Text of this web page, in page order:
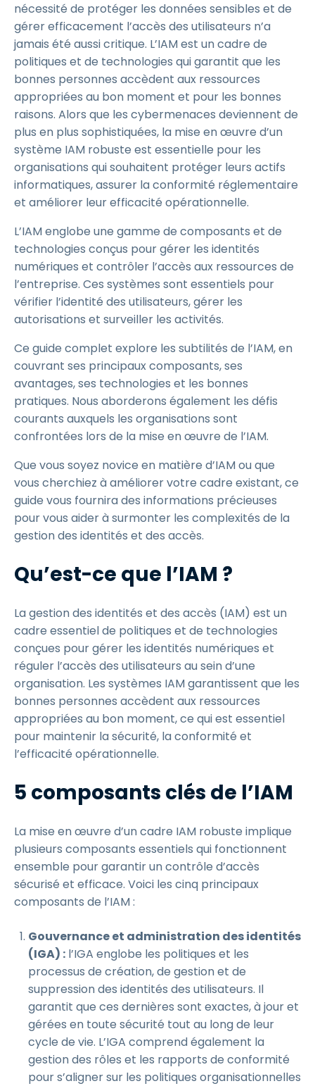
nécessité de protéger les données sensibles et de
gérer efficacement l’accès des utilisateurs n’a
jamais été aussi critique. L’IAM est un cadre de
politiques et de technologies qui garantit que les
bonnes personnes accèdent aux ressources
appropriées au bon moment et pour les bonnes
raisons. Alors que les cybermenaces deviennent de
plus en plus sophistiquées, la mise en œuvre d’un
système IAM robuste est essentielle pour les
organisations qui souhaitent protéger leurs actifs
informatiques, assurer la conformité réglementaire
et améliorer leur efficacité opérationnelle.
L’IAM englobe une gamme de composants et de
technologies conçus pour gérer les identités
numériques et contrôler l’accès aux ressources de
l’entreprise. Ces systèmes sont essentiels pour
vérifier l’identité des utilisateurs, gérer les
autorisations et surveiller les activités.
Ce guide complet explore les subtilités de l’IAM, en
couvrant ses principaux composants, ses
avantages, ses technologies et les bonnes
pratiques. Nous aborderons également les défis
courants auxquels les organisations sont
confrontées lors de la mise en œuvre de l’IAM.
Que vous soyez novice en matière d’IAM ou que
vous cherchiez à améliorer votre cadre existant, ce
guide vous fournira des informations précieuses
pour vous aider à surmonter les complexités de la
gestion des identités et des accès.
Qu’est-ce que l’IAM ?
La gestion des identités et des accès (IAM) est un
cadre essentiel de politiques et de technologies
conçues pour gérer les identités numériques et
réguler l’accès des utilisateurs au sein d’une
organisation. Les systèmes IAM garantissent que les
bonnes personnes accèdent aux ressources
appropriées au bon moment, ce qui est essentiel
pour maintenir la sécurité, la conformité et
l’efficacité opérationnelle.
5 composants clés de l’IAM
La mise en œuvre d’un cadre IAM robuste implique
plusieurs composants essentiels qui fonctionnent
ensemble pour garantir un contrôle d’accès
sécurisé et efficace. Voici les cinq principaux
composants de l’IAM :
Gouvernance et administration des identités
(IGA) : l’IGA englobe les politiques et les
processus de création, de gestion et de
suppression des identités des utilisateurs. Il
garantit que ces dernières sont exactes, à jour et
gérées en toute sécurité tout au long de leur
cycle de vie. L’IGA comprend également la
gestion des rôles et les rapports de conformité
pour s’aligner sur les politiques organisationnelles